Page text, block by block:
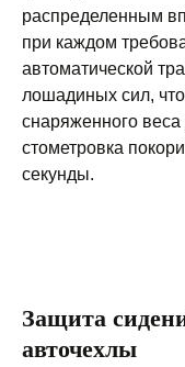
распределенным
при каждом
автоматической
лошадиных сил,
снаряженного
стометровка
секунды.
Защита
авточехлы